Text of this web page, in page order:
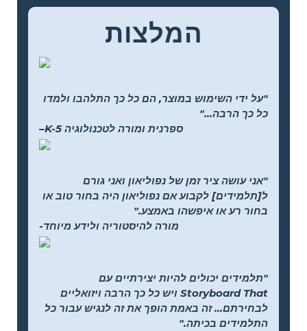
המלצות
"על ידי השימוש במוצר, הם כל כך התלהבו ולמדו
כל כך הרבה..."
–K-5 ספרנית ומורה לטכנולוגיה
"אני עושה ציר זמן של נפוליאון ואני גורם
ל[תלמידים] לקבוע אם נפוליאון היה בחור טוב או
בחור רע או איפשהו באמצע."
-מורה להיסטוריה ולידע מיוחד
"תלמידים יכולים להיות יצירתיים עם
Storyboard That ויש כל כך הרבה ויזואליים
לבחירתם... זה באמת הופך את זה לנגיש עבור כל
התלמידים בכיתה."